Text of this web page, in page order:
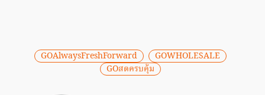
GOAlwaysFreshForward
GOWHOLESALE
GOสดครบคุ้ม